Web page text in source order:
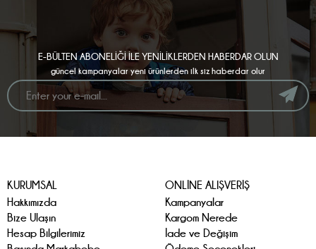
E-BÜLTEN ABONELİĞİ İLE YENİLİKLERDEN HABERDAR OLUN
güncel kampanyalar yeni ürünlerden ilk siz haberdar olur
KURUMSAL
Hakkımızda
Bize Ulaşın
Hesap Bilgilerimiz
ONLİNE ALIŞVERİŞ
Kampanyalar
Kargom Nerede
İade ve Değişim